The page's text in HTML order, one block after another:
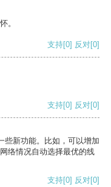
。
支持[0] 反对[0]
支持[0] 反对[0]
些新功能。比如，可以增加
络情况自动选择最优的线
支持[0] 反对[0]